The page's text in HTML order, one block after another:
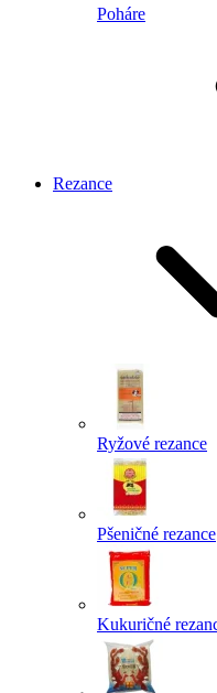
Poháre
Rezance
Ryžové rezance
Pšeničné rezance
Kukuričné